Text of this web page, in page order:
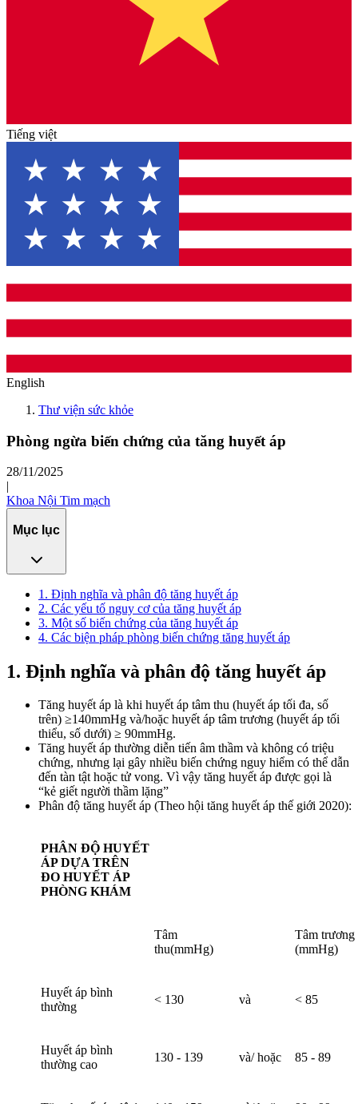
Tiếng việt
English
Thư viện sức khỏe
Phòng ngừa biến chứng của tăng huyết áp
28/11/2025
|
Khoa Nội Tim mạch
Mục lục
1. Định nghĩa và phân độ tăng huyết áp
2. Các yếu tố nguy cơ của tăng huyết áp
3. Một số biến chứng của tăng huyết áp
4. Các biện pháp phòng biến chứng tăng huyết áp
1. Định nghĩa và phân độ tăng huyết áp
Tăng huyết áp là khi huyết áp tâm thu (huyết áp tối đa, số
trên) ≥140mmHg và/hoặc huyết áp tâm trương (huyết áp tối
thiểu, số dưới) ≥ 90mmHg.
Tăng huyết áp thường diễn tiến âm thầm và không có triệu
chứng, nhưng lại gây nhiều biến chứng nguy hiểm có thể dẫn
đến tàn tật hoặc tử vong. Vì vậy tăng huyết áp được gọi là
“kẻ giết người thầm lặng”
Phân độ tăng huyết áp (Theo hội tăng huyết áp thế giới 2020):
PHÂN ĐỘ HUYẾT
ÁP DỰA TRÊN
ĐO HUYẾT ÁP
PHÒNG KHÁM
Tâm
thu(mmHg)
Tâm trương
(mmHg)
Huyết áp bình
thường
< 130 và < 85
Huyết áp bình
thường cao
130 - 139 và/ hoặc 85 - 89